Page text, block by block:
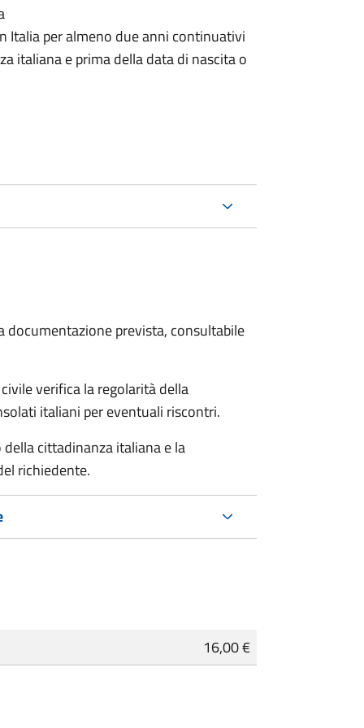
Italia per almeno due anni continuativi
italiana e prima della data di nascita o
prevista, consultabile
verifica la regolarità della
italiani per eventuali riscontri.
cittadinanza italiana e la
richiedente.
16,00 €